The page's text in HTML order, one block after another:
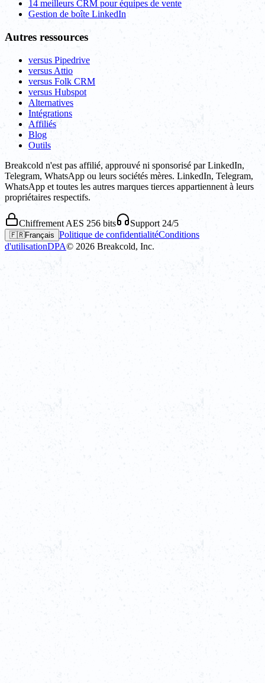
14 meilleurs CRM pour équipes de vente
Gestion de boîte LinkedIn
Autres ressources
versus Pipedrive
versus Attio
versus Folk CRM
versus Hubspot
Alternatives
Intégrations
Affiliés
Blog
Outils
Breakcold n'est pas affilié, approuvé ni sponsorisé par LinkedIn,
Telegram, WhatsApp ou leurs sociétés mères. LinkedIn, Telegram,
WhatsApp et toutes les autres marques tierces appartiennent à leurs
propriétaires respectifs.
Chiffrement AES 256 bits Support 24/5
🇫🇷Français Politique de confidentialitéConditions
d'utilisationDPA© 2026 Breakcold, Inc.